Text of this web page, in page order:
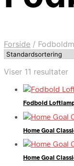
Forside /
Viser 11 resultater
Fodbold
Home Goal
Home Goal